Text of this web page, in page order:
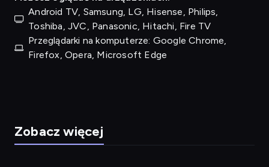
Android TV, Samsung, LG, Hisense, Philips,
Toshiba, JVC, Panasonic, Hitachi, Fire TV
Przeglądarki na komputerze: Google Chrome,
Firefox, Opera, Microsoft Edge
Zobacz więcej